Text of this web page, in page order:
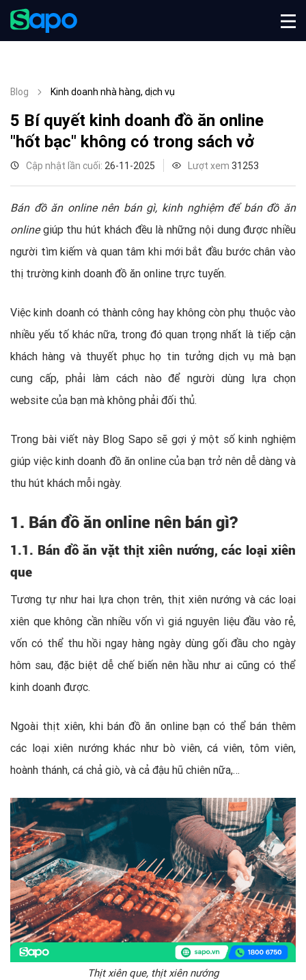
Blog Kinh doanh nhà hàng, dịch vụ
5 Bí quyết kinh doanh đồ ăn online
"hốt bạc" không có trong sách vở
Cập nhật lần cuối: 26-11-2025 Lượt xem 31253
Bán đồ ăn online nên bán gì, kinh nghiệm để bán đồ ăn
onlinegiúp thu hút khách đều là những nội dung được nhiều
người tìm kiếm và quan tâm khi mới bắt đầu bước chân vào
thị trường kinh doanh đồ ăn online trực tuyến.
Việc kinh doanh có thành công hay không còn phụ thuộc vào
nhiều yếu tố khác nữa, trong đó quan trọng nhất là tiếp cận
khách hàng và thuyết phục họ tin tưởng dịch vụ mà bạn
cung cấp, phải làm cách nào để người dùng lựa chọn
website của bạn mà không phải đối thủ.
Trong bài viết này Blog Sapo sẽ gợi ý một số kinh nghiệm
giúp việc kinh doanh đồ ăn online của bạn trở nên dễ dàng và
thu hút khách mỗi ngày.
1. Bán đồ ăn online nên bán gì?
1.1. Bán đồ ăn vặt thịt xiên nướng, các loại xiên
que
Tương tự như hai lựa chọn trên, thịt xiên nướng và các loại
xiên que không cần nhiều vốn vì giá nguyên liệu đầu vào rẻ,
vốn có thể thu hồi ngay hàng ngày dùng gối đầu cho ngày
hôm sau, đặc biệt dễ chế biến nên hầu như ai cũng có thể
kinh doanh được.
Ngoài thịt xiên, khi bán đồ ăn online bạn có thể bán thêm
các loại xiên nướng khác như bò viên, cá viên, tôm viên,
hoành thánh, cá chả giò, và cả đậu hũ chiên nữa,…
Thịt xiên que, thịt xiên nướng